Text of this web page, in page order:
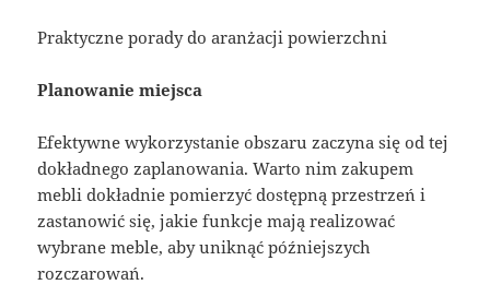
Praktyczne porady do aranżacji powierzchni
Planowanie miejsca
Efektywne wykorzystanie obszaru zaczyna się od tej
dokładnego zaplanowania. Warto nim zakupem
mebli dokładnie pomierzyć dostępną przestrzeń i
zastanowić się, jakie funkcje mają realizować
wybrane meble, aby uniknąć późniejszych
rozczarowań.